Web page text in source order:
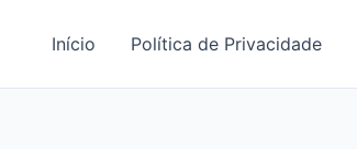
Início Política de Privacidade